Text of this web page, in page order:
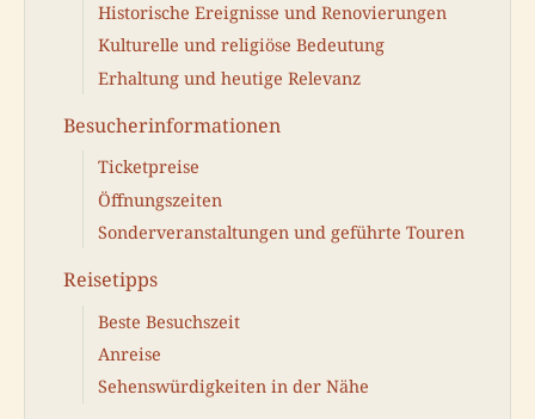
Historische Ereignisse und Renovierungen
Kulturelle und religiöse Bedeutung
Erhaltung und heutige Relevanz
Besucherinformationen
Ticketpreise
Öffnungszeiten
Sonderveranstaltungen und geführte Touren
Reisetipps
Beste Besuchszeit
Anreise
Sehenswürdigkeiten in der Nähe